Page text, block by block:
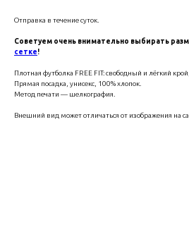
Отправка в течение суток.
Советуем очень внимательно выбирать
сетке!
Плотная футболка FREE FIT: свободный и лёгкий
Прямая посадка, унисекс, 100% хлопок.
Метод печати — шелкография.
Внешний вид может отличаться от изображения на